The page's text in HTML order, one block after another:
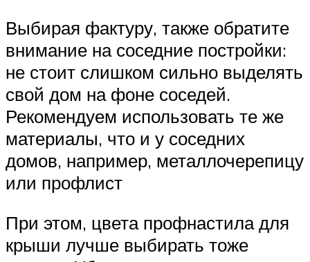
Выбирая фактуру, также обратите
внимание на соседние постройки:
не стоит слишком сильно выделять
свой дом на фоне соседей.
Рекомендуем использовать те же
материалы, что и у соседних
домов, например, металлочерепицу
или профлист
При этом, цвета профнастила для
крыши лучше выбирать тоже